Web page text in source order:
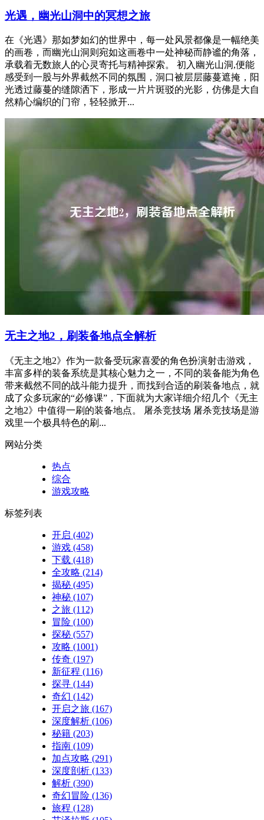
光遇，幽光山洞中的冥想之旅
在《光遇》那如梦如幻的世界中，每一处风景都像是一幅绝美
的画卷，而幽光山洞则宛如这画卷中一处神秘而静谧的角落，
承载着无数旅人的心灵寄托与精神探索。 初入幽光山洞,便能
感受到一股与外界截然不同的氛围，洞口被层层藤蔓遮掩，阳
光透过藤蔓的缝隙洒下，形成一片片斑驳的光影，仿佛是大自
然精心编织的门帘，轻轻掀开...
无主之地2，刷装备地点全解析
《无主之地2》作为一款备受玩家喜爱的角色扮演射击游戏，
丰富多样的装备系统是其核心魅力之一，不同的装备能为角色
带来截然不同的战斗能力提升，而找到合适的刷装备地点，就
成了众多玩家的“必修课”，下面就为大家详细介绍几个《无主
之地2》中值得一刷的装备地点。 屠杀竞技场 屠杀竞技场是游
戏里一个极具特色的刷...
网站分类
热点
综合
游戏攻略
标签列表
开启 (402)
游戏 (458)
下载 (418)
全攻略 (214)
揭秘 (495)
神秘 (107)
之旅 (112)
冒险 (100)
探秘 (557)
攻略 (1001)
传奇 (197)
新征程 (116)
探寻 (144)
奇幻 (142)
开启之旅 (167)
深度解析 (106)
秘籍 (203)
指南 (109)
加点攻略 (291)
深度剖析 (133)
解析 (390)
奇幻冒险 (136)
旅程 (128)